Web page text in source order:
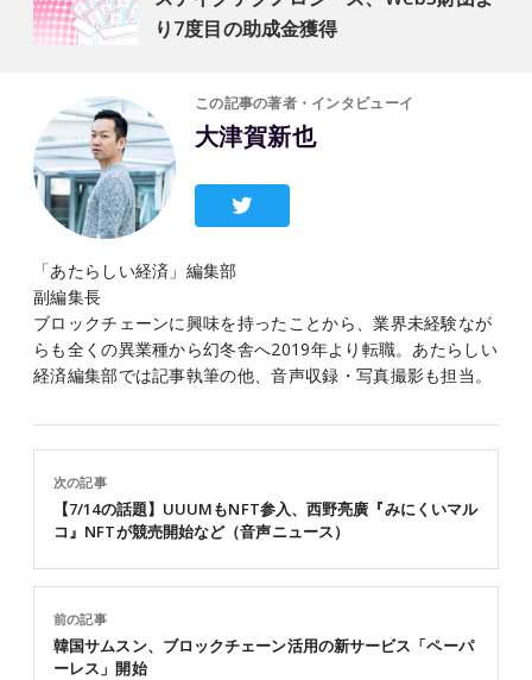
り7度目の助成金獲得
この記事の著者・インタビューイ
大津賀新也
「あたらしい経済」編集部
副編集長
ブロックチェーンに興味を持ったことから、業界未経験なが
らも全くの異業種から幻冬舎へ2019年より転職。あたらしい
経済編集部では記事執筆の他、音声収録・写真撮影も担当。
前の記事
韓国サムスン、ブロックチェーン活用の新サービス「ペーパ
ーレス」開始
次の記事
【7/14の話題】UUUMもNFT参入、西野亮廣『みにくいマル
コ』NFTが競売開始など（音声ニュース）